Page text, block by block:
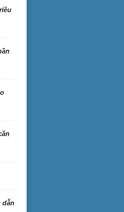
dẫn